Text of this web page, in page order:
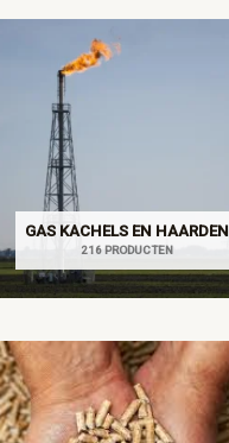
GAS KACHELS EN HAARDEN
216 PRODUCTEN